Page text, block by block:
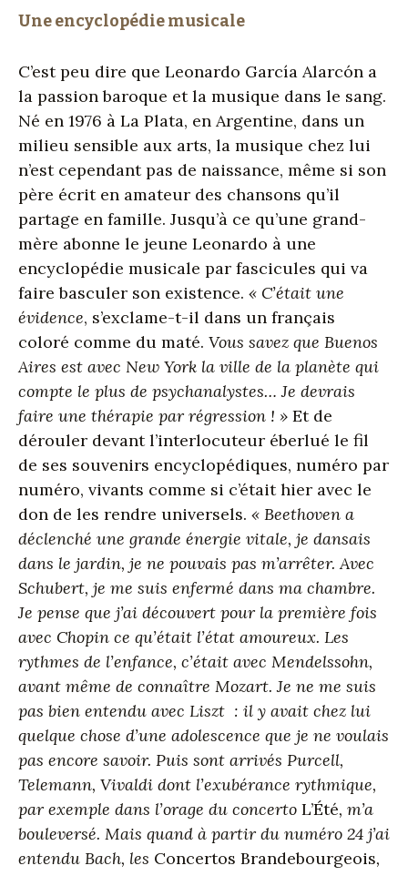
Une encyclopédie musicale
C’est peu dire que Leonardo García Alarcón a
la passion baroque et la musique dans le sang.
Né en 1976 à La Plata, en Argentine, dans un
milieu sensible aux arts, la musique chez lui
n’est cependant pas de naissance, même si son
père écrit en amateur des chansons qu’il
partage en famille. Jusqu’à ce qu’une grand-
mère abonne le jeune Leonardo à une
encyclopédie musicale par fascicules qui va
faire basculer son existence. « C’était une
évidence, s’exclame-t-il dans un français
coloré comme du maté. Vous savez que Buenos
Aires est avec New York la ville de la planète qui
compte le plus de psychanalystes… Je devrais
faire une thérapie par régression ! » Et de
dérouler devant l’interlocuteur éberlué le fil
de ses souvenirs encyclopédiques, numéro par
numéro, vivants comme si c’était hier avec le
don de les rendre universels. « Beethoven a
déclenché une grande énergie vitale, je dansais
dans le jardin, je ne pouvais pas m’arrêter. Avec
Schubert, je me suis enfermé dans ma chambre.
Je pense que j’ai découvert pour la première fois
avec Chopin ce qu’était l’état amoureux. Les
rythmes de l’enfance, c’était avec Mendelssohn,
avant même de connaître Mozart. Je ne me suis
pas bien entendu avec Liszt : il y avait chez lui
quelque chose d’une adolescence que je ne voulais
pas encore savoir. Puis sont arrivés Purcell,
Telemann, Vivaldi dont l’exubérance rythmique,
par exemple dans l’orage du concerto L’Été, m’a
bouleversé. Mais quand à partir du numéro 24 j’ai
entendu Bach, les Concertos Brandebourgeois,